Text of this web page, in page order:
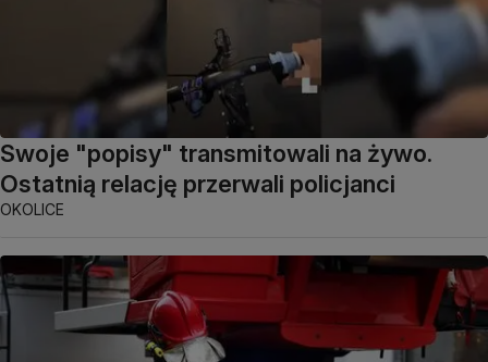
Swoje "popisy" transmitowali na żywo.
Ostatnią relację przerwali policjanci
OKOLICE